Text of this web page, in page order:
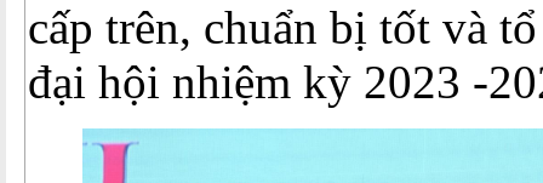
cấp trên, chuẩn bị tốt và
đại hội nhiệm kỳ 2023 -